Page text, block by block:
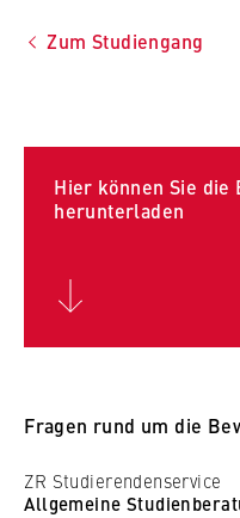
Zum Studiengang
Hier können Sie die
herunterladen
Fragen rund um die
ZR Studierendenservice
Allgemeine